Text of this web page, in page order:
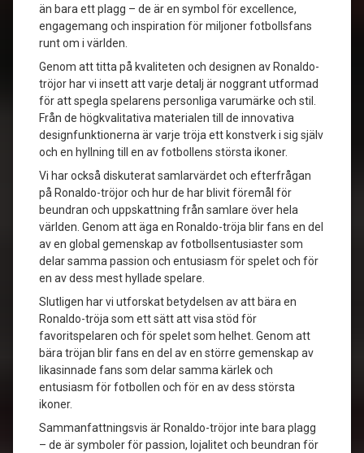
än bara ett plagg – de är en symbol för excellence,
engagemang och inspiration för miljoner fotbollsfans
runt om i världen.
Genom att titta på kvaliteten och designen av Ronaldo-
tröjor har vi insett att varje detalj är noggrant utformad
för att spegla spelarens personliga varumärke och stil.
Från de högkvalitativa materialen till de innovativa
designfunktionerna är varje tröja ett konstverk i sig själv
och en hyllning till en av fotbollens största ikoner.
Vi har också diskuterat samlarvärdet och efterfrågan
på Ronaldo-tröjor och hur de har blivit föremål för
beundran och uppskattning från samlare över hela
världen. Genom att äga en Ronaldo-tröja blir fans en del
av en global gemenskap av fotbollsentusiaster som
delar samma passion och entusiasm för spelet och för
en av dess mest hyllade spelare.
Slutligen har vi utforskat betydelsen av att bära en
Ronaldo-tröja som ett sätt att visa stöd för
favoritspelaren och för spelet som helhet. Genom att
bära tröjan blir fans en del av en större gemenskap av
likasinnade fans som delar samma kärlek och
entusiasm för fotbollen och för en av dess största
ikoner.
Sammanfattningsvis är Ronaldo-tröjor inte bara plagg
– de är symboler för passion, lojalitet och beundran för